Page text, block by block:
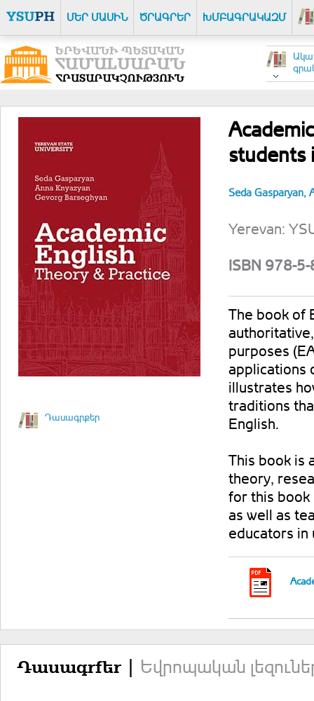
ՄԵՐ ՄԱՍԻՆ ԾՐԱԳՐԵՐ ԽՄԲԱԳՐԱԿԱԶՄ
Դասագրքեր
students
Seda Gasparyan,
Yerevan:
ISBN 978-
The book of
purposes
applications
illustrates
traditions
English.
This book is
theory,
for this book
as well as
educators in
Դասագրքեր | Եվրոպական